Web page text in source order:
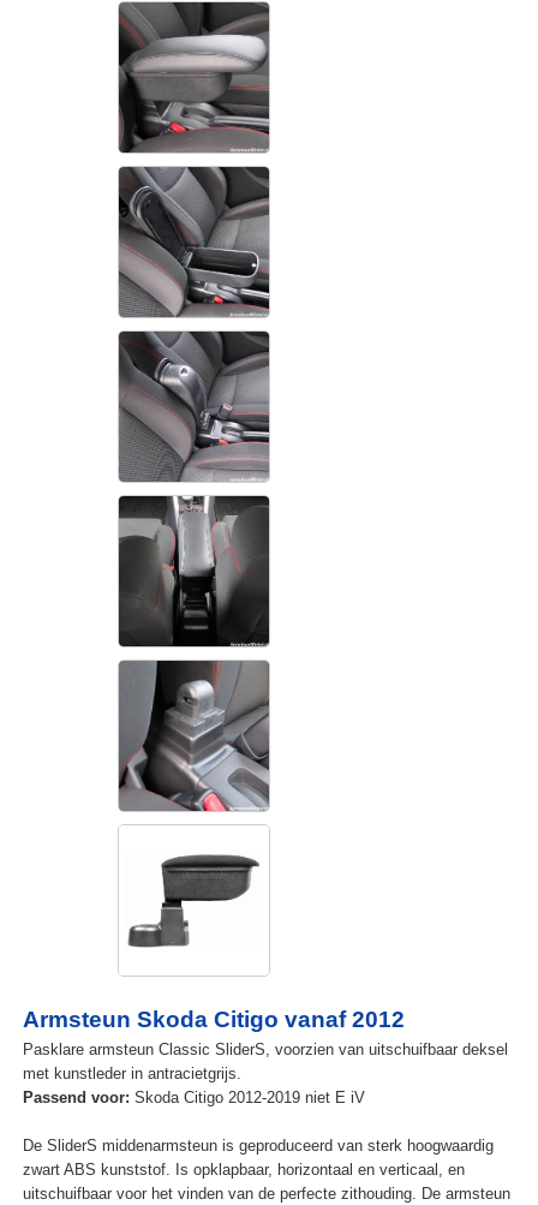
Armsteun Skoda Citigo vanaf 2012
Pasklare armsteun Classic SliderS, voorzien van uitschuifbaar deksel
met kunstleder in antracietgrijs.
Passend voor: Skoda Citigo 2012-2019 niet E iV
De SliderS middenarmsteun is geproduceerd van sterk hoogwaardig
zwart ABS kunststof. Is opklapbaar, horizontaal en verticaal, en
uitschuifbaar voor het vinden van de perfecte zithouding. De armsteun